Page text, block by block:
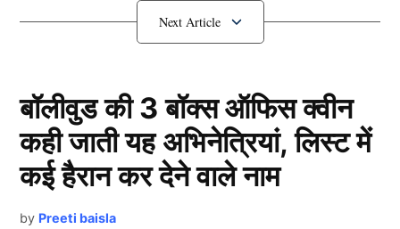
क्योंकि जिस तरह से भारत सरकार ने पाकिस्तान (Cricket) के
हिस्सा नहीं लेती है तो फिर इस वर्ल्ड कप में टीम का खेलने का
सपना टूट सकता है.
Cricket: वर्ल्ड कप से बाहर होने पर
पाकिस्तान पर मंडराया खतरा
बॉलीवुड की 3 बॉक्स ऑफिस क्वीन
कही जाती यह अभिनेत्रियां, लिस्ट में
कई हैरान कर देने वाले नाम
by Preeti baisla